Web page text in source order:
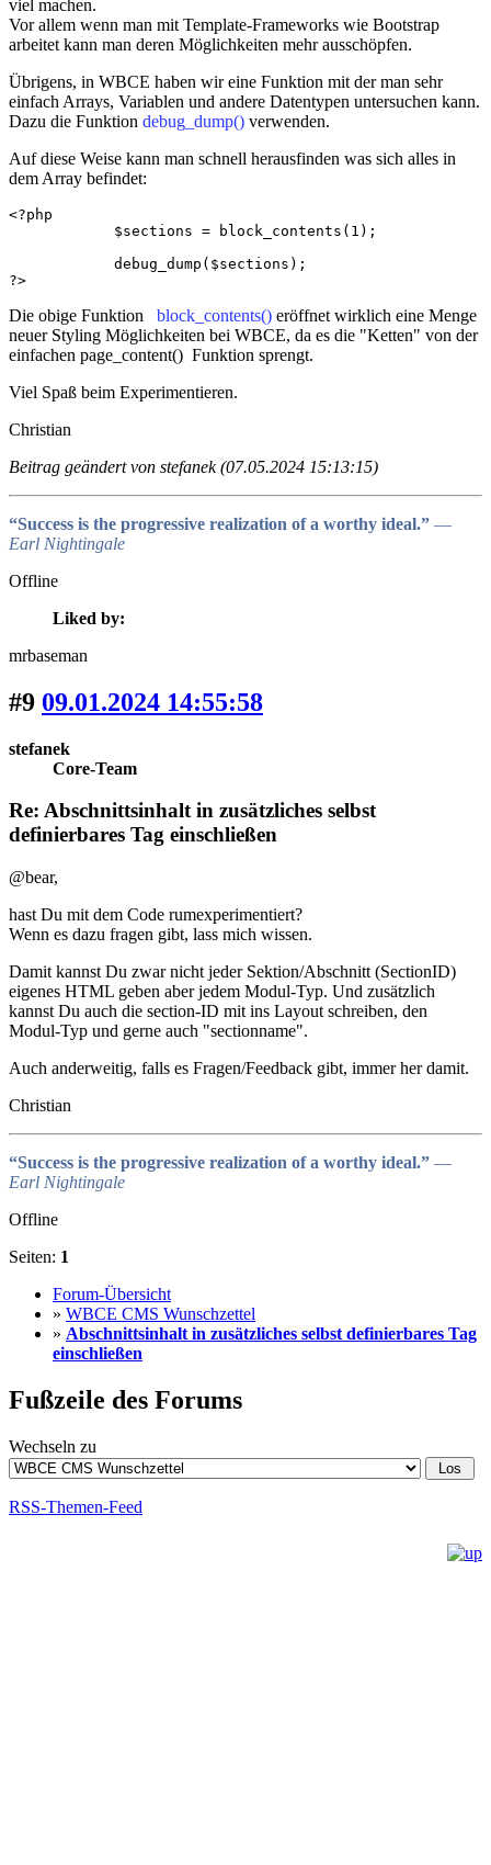
viel machen.
Vor allem wenn man mit Template-Frameworks wie Bootstrap
arbeitet kann man deren Möglichkeiten mehr ausschöpfen.
Übrigens, in WBCE haben wir eine Funktion mit der man sehr
einfach Arrays, Variablen und andere Datentypen untersuchen kann.
Dazu die Funktion debug_dump() verwenden.
Auf diese Weise kann man schnell herausfinden was sich alles in
dem Array befindet:
<?php
            $sections = block_contents(1);
            debug_dump($sections);
?>
Die obige Funktion block_contents() eröffnet wirklich eine Menge
neuer Styling Möglichkeiten bei WBCE, da es die "Ketten" von der
einfachen page_content() Funktion sprengt.
Viel Spaß beim Experimentieren.
Christian
Beitrag geändert von stefanek (07.05.2024 15:13:15)
“Success is the progressive realization of a worthy ideal.” ―
Earl Nightingale
Offline
Liked by:
mrbaseman
#9 09.01.2024 14:55:58
stefanek
Core-Team
Re: Abschnittsinhalt in zusätzliches selbst
definierbares Tag einschließen
@bear,
hast Du mit dem Code rumexperimentiert?
Wenn es dazu fragen gibt, lass mich wissen.
Damit kannst Du zwar nicht jeder Sektion/Abschnitt (SectionID)
eigenes HTML geben aber jedem Modul-Typ. Und zusätzlich
kannst Du auch die section-ID mit ins Layout schreiben, den
Modul-Typ und gerne auch "sectionname".
Auch anderweitig, falls es Fragen/Feedback gibt, immer her damit.
Christian
“Success is the progressive realization of a worthy ideal.” ―
Earl Nightingale
Offline
Seiten: 1
Forum-Übersicht
» WBCE CMS Wunschzettel
» Abschnittsinhalt in zusätzliches selbst definierbares Tag
einschließen
Fußzeile des Forums
Wechseln zu
RSS-Themen-Feed